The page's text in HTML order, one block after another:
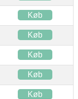
Køb
Køb
Køb
Køb
Køb